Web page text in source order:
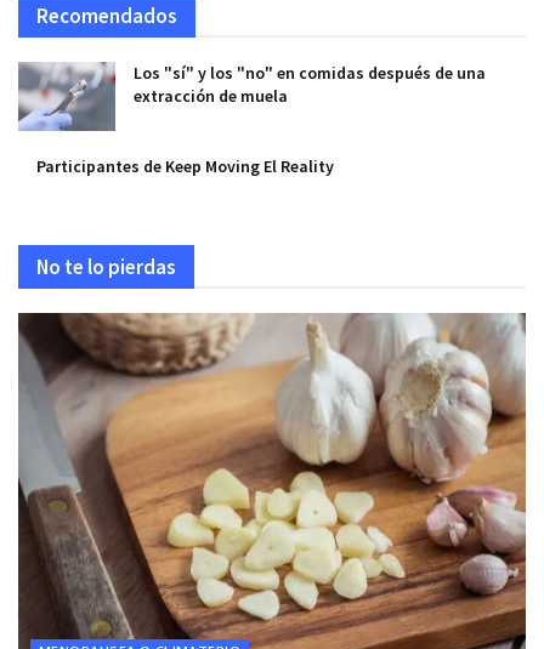
Recomendados
Los "sí" y los "no" en comidas después de una
extracción de muela
Participantes de Keep Moving El Reality
No te lo pierdas